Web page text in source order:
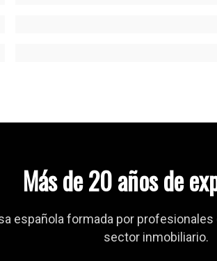
Más de 20 años de
española formada por
sector inmobiliario.